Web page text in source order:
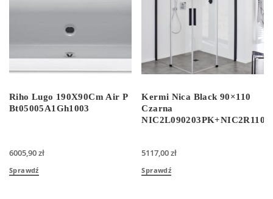
Riho Lugo 190X90Cm Air P
Bt05005A1Gh1003
6005,90zł
Sprawdź
Kermi Nica Black 90×110
Czarna
5117,00zł
Sprawdź